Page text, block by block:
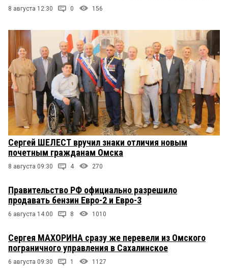
8 августа 12:30 0 156
Сергей ШЕЛЕСТ вручил знаки отличия новым
почетным гражданам Омска
8 августа 09:30 4 270
Правительство РФ официально разрешило
продавать бензин Евро-2 и Евро-3
6 августа 14:00 8 1010
Сергея МАХОРИНА сразу же перевели из Омского
пограничного управления в Сахалинское
6 августа 09:30 1 1127